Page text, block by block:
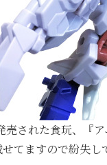
された食玩、『
てますので紛失し